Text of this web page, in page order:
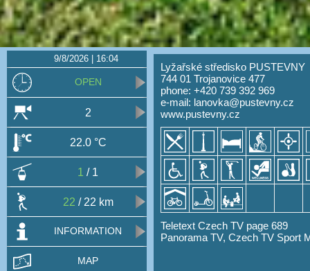
Lyžařské středisko PUSTEVNY
744 01 Trojanovice 477
phone: +420 739 392 969
e-mail: lanovka@pustevny.cz
www.pustevny.cz
Teletext Czech TV page 689
Panorama TV, Czech TV Sport
9/8/2026 | 16:04
OPEN
2
22.0 °C
1 / 1
22 / 22 km
INFORMATION
MAP